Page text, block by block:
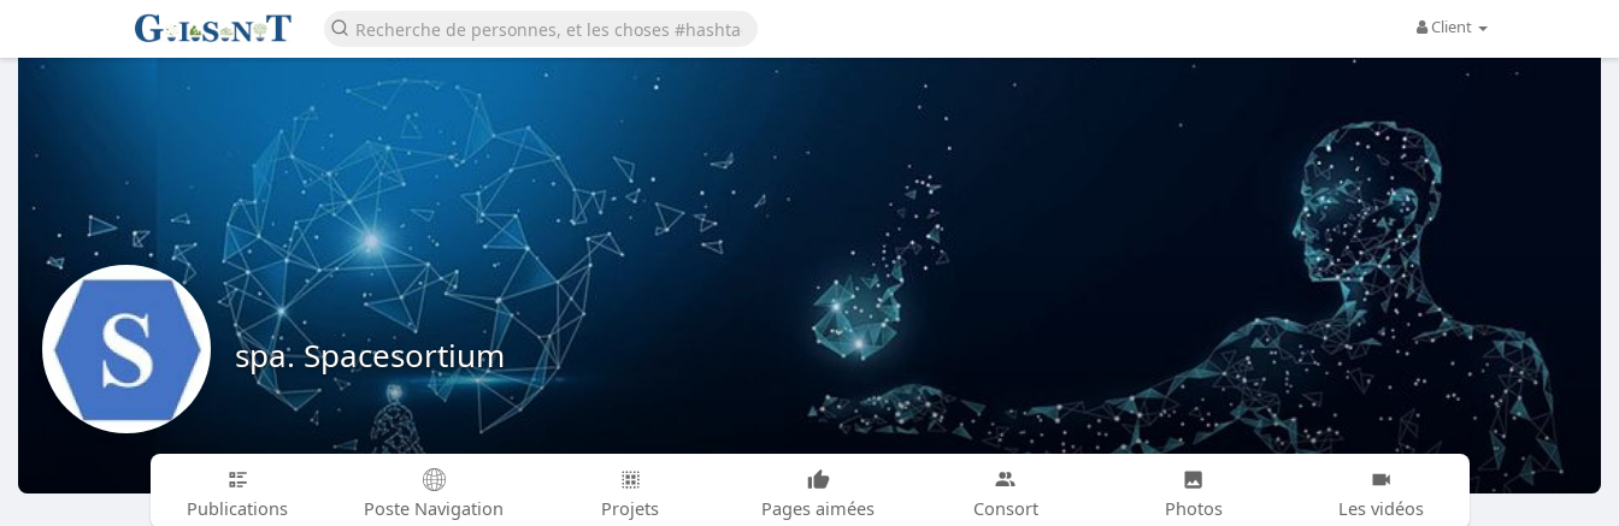
Client
spa. Spacesortium
Publications Poste Navigation Projets Pages aimées Consort Photos Les vidéos